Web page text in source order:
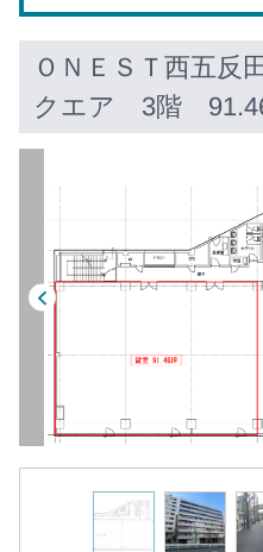
ＯＮＥＳＴ西五反
クエア 3階